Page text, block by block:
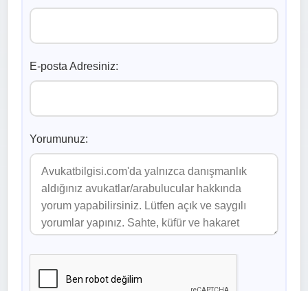
E-posta Adresiniz:
Yorumunuz: